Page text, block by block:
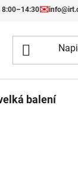
8:00–14:30✉️
balení